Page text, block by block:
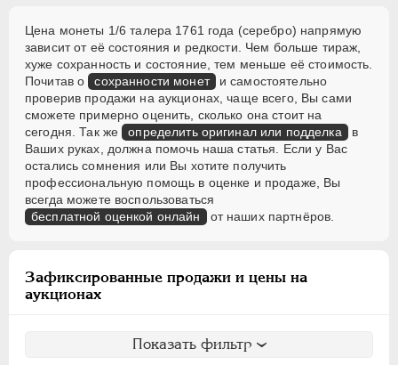
Цена монеты 1/6 талера 1761 года (серебро) напрямую
зависит от её состояния и редкости. Чем больше тираж,
хуже сохранность и состояние, тем меньше её стоимость.
Почитав о сохранности монет и самостоятельно
проверив продажи на аукционах, чаще всего, Вы сами
сможете примерно оценить, сколько она стоит на
сегодня. Так же определить оригинал или подделка в
Ваших руках, должна помочь наша статья. Если у Вас
остались сомнения или Вы хотите получить
профессиональную помощь в оценке и продаже, Вы
всегда можете воспользоваться
бесплатной оценкой онлайн от наших партнёров.
Зафиксированные продажи и цены на
аукционах
Показать фильтр